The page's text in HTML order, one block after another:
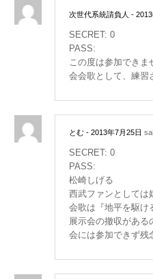
次世代系統請負人 -
SECRET: 0
PASS:
この度は参加でき
会会歌として、練習
とむ - 2013年7月25日
SECRET: 0
PASS:
松崎しげる
西武ファンとしては
会歌は『地平を駆け
展示会の撤収がある
会には参加できず残